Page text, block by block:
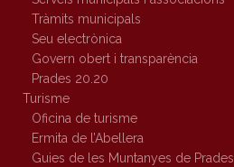
Tràmits municipals
Seu electrònica
Govern obert i transparència
Prades 20.20
Turisme
Oficina de turisme
Ermita de l’Abellera
Guies de les Muntanyes de Prades